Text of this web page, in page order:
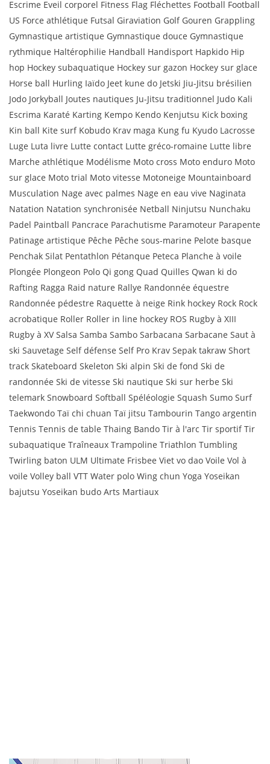
Escrime Eveil corporel Fitness Flag Fléchettes Football Football
US Force athlétique Futsal Giraviation Golf Gouren Grappling
Gymnastique artistique Gymnastique douce Gymnastique
rythmique Haltérophilie Handball Handisport Hapkido Hip
hop Hockey subaquatique Hockey sur gazon Hockey sur glace
Horse ball Hurling Iaïdo Jeet kune do Jetski Jiu-Jitsu brésilien
Jodo Jorkyball Joutes nautiques Ju-Jitsu traditionnel Judo Kali
Escrima Karaté Karting Kempo Kendo Kenjutsu Kick boxing
Kin ball Kite surf Kobudo Krav maga Kung fu Kyudo Lacrosse
Luge Luta livre Lutte contact Lutte gréco-romaine Lutte libre
Marche athlétique Modélisme Moto cross Moto enduro Moto
sur glace Moto trial Moto vitesse Motoneige Mountainboard
Musculation Nage avec palmes Nage en eau vive Naginata
Natation Natation synchronisée Netball Ninjutsu Nunchaku
Padel Paintball Pancrace Parachutisme Paramoteur Parapente
Patinage artistique Pêche Pêche sous-marine Pelote basque
Penchak Silat Pentathlon Pétanque Peteca Planche à voile
Plongée Plongeon Polo Qi gong Quad Quilles Qwan ki do
Rafting Ragga Raid nature Rallye Randonnée équestre
Randonnée pédestre Raquette à neige Rink hockey Rock Rock
acrobatique Roller Roller in line hockey ROS Rugby à XIII
Rugby à XV Salsa Samba Sambo Sarbacana Sarbacane Saut à
ski Sauvetage Self défense Self Pro Krav Sepak takraw Short
track Skateboard Skeleton Ski alpin Ski de fond Ski de
randonnée Ski de vitesse Ski nautique Ski sur herbe Ski
telemark Snowboard Softball Spéléologie Squash Sumo Surf
Taekwondo Taï chi chuan Taï jitsu Tambourin Tango argentin
Tennis Tennis de table Thaing Bando Tir à l'arc Tir sportif Tir
subaquatique Traîneaux Trampoline Triathlon Tumbling
Twirling baton ULM Ultimate Frisbee Viet vo dao Voile Vol à
voile Volley ball VTT Water polo Wing chun Yoga Yoseikan
bajutsu Yoseikan budo Arts Martiaux